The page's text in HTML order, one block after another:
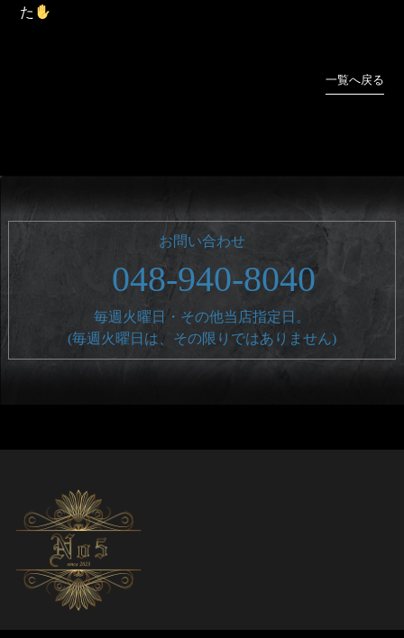
た
一覧へ戻る
お問い合わせ
048-940-8040
毎週火曜日・その他当店指定日。
(毎週火曜日は、その限りではありません)